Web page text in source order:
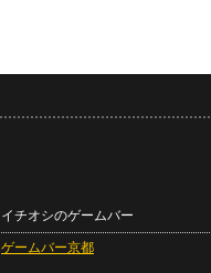
イチオシのゲームバー
ゲームバー京都